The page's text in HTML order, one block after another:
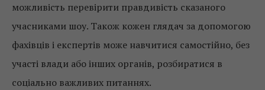
можливість перевірити правдивість сказаного
учасниками шоу. Також кожен глядач за допомогою
фахівців і експертів може навчитися самостійно, без
участі влади або інших органів, розбиратися в
соціально важливих питаннях.